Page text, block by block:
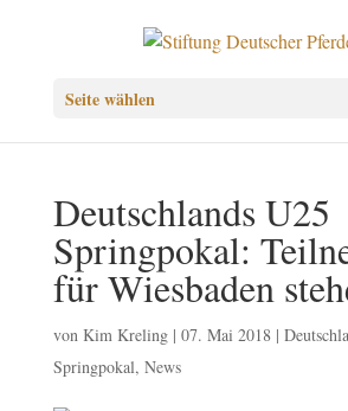
Seite wählen
Deutschlands U25
Springpokal:
für Wiesbaden
von Kim Kreling| 07. Mai 2018|
Springpokal, News